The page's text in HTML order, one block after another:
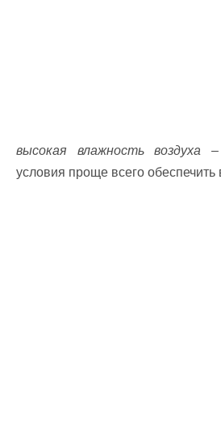
высокая влажность
условия проще всего обеспечить